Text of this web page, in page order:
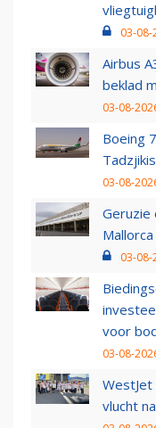
03-08-
Airbus
beklad
03-08-
Boeing
03-08-
Geruzie
Mallorca
03-08-
voor
03-08-
vlucht